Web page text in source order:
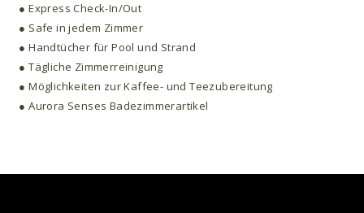
● Express Check-In/Out
● Safe in jedem Zimmer
● Handtücher für Pool und Strand
● Tägliche Zimmerreinigung
● Möglichkeiten zur Kaffee- und Teezubereitung
● Aurora Senses Badezimmerartikel